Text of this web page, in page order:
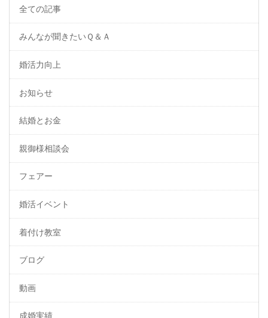
全ての記事
みんなが聞きたいＱ＆Ａ
婚活力向上
お知らせ
結婚とお金
親御様相談会
フェアー
婚活イベント
着付け教室
ブログ
動画
成婚実績